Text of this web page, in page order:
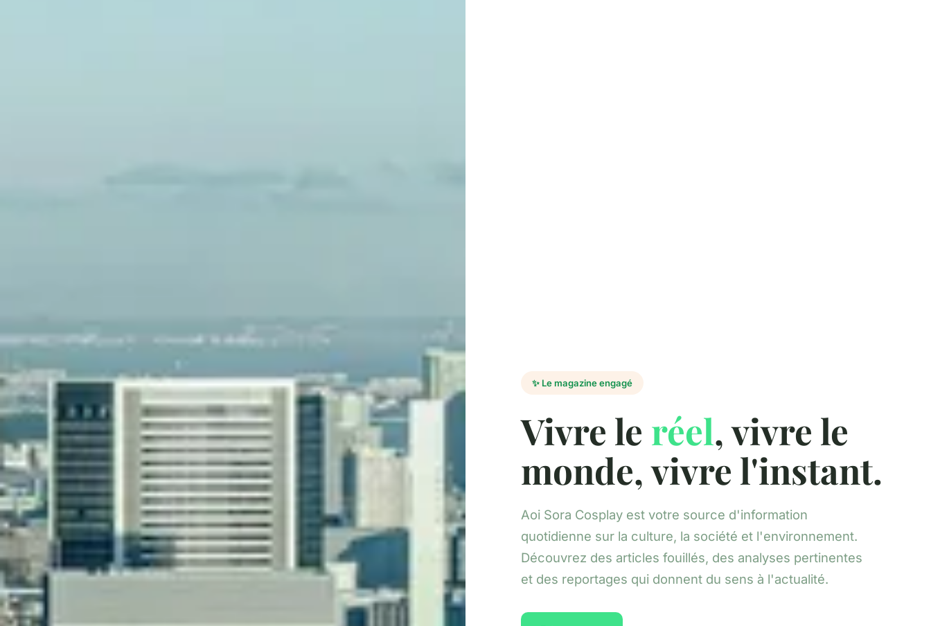
✨ Le magazine engagé
Vivre le réel, vivre le
monde, vivre l'instant.
Aoi Sora Cosplay est votre source d'information
quotidienne sur la culture, la société et l'environnement.
Découvrez des articles fouillés, des analyses pertinentes
et des reportages qui donnent du sens à l'actualité.